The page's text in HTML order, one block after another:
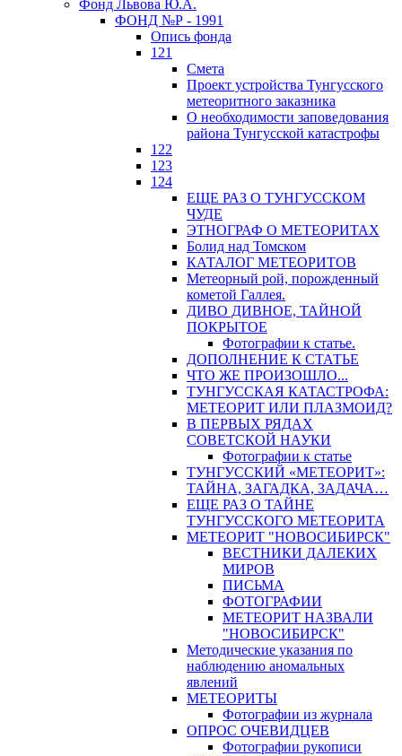
Фонд Львова Ю.А.
ФОНД №Р - 1991
Опись фонда
121
Смета
Проект устройства Тунгусского
метеоритного заказника
О необходимости заповедования
района Тунгусской катастрофы
122
123
124
ЕЩЕ РАЗ О ТУНГУССКОМ
ЧУДЕ
ЭТНОГРАФ О МЕТЕОРИТАХ
Болид над Томском
КАТАЛОГ МЕТЕОРИТОВ
Метеорный рой, порожденный
кометой Галлея.
ДИВО ДИВНОЕ, ТАЙНОЙ
ПОКРЫТОЕ
Фотографии к статье.
ДОПОЛНЕНИЕ К СТАТЬЕ
ЧТО ЖЕ ПРОИЗОШЛО...
ТУНГУССКАЯ КАТАСТРОФА:
МЕТЕОРИТ ИЛИ ПЛАЗМОИД?
В ПЕРВЫХ РЯДАХ
СОВЕТСКОЙ НАУКИ
Фотографии к статье
ТУНГУССКИЙ «МЕТЕОРИТ»:
ТАЙНА, ЗАГАДКА, ЗАДАЧА…
ЕЩЕ РАЗ О ТАЙНЕ
ТУНГУССКОГО МЕТЕОРИТА
МЕТЕОРИТ "НОВОСИБИРСК"
ВЕСТНИКИ ДАЛЕКИХ
МИРОВ
ПИСЬМА
ФОТОГРАФИИ
МЕТЕОРИТ НАЗВАЛИ
"НОВОСИБИРСК"
Методические указания по
наблюдению аномальных
явлений
МЕТЕОРИТЫ
Фотографии из журнала
ОПРОС ОЧЕВИДЦЕВ
Фотографии рукописи